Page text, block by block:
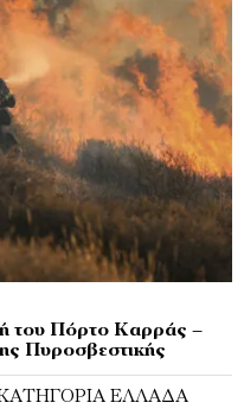
του Πόρτο Καρράς –
Πυροσβεστικής
ΕΛΛΆΔΑ